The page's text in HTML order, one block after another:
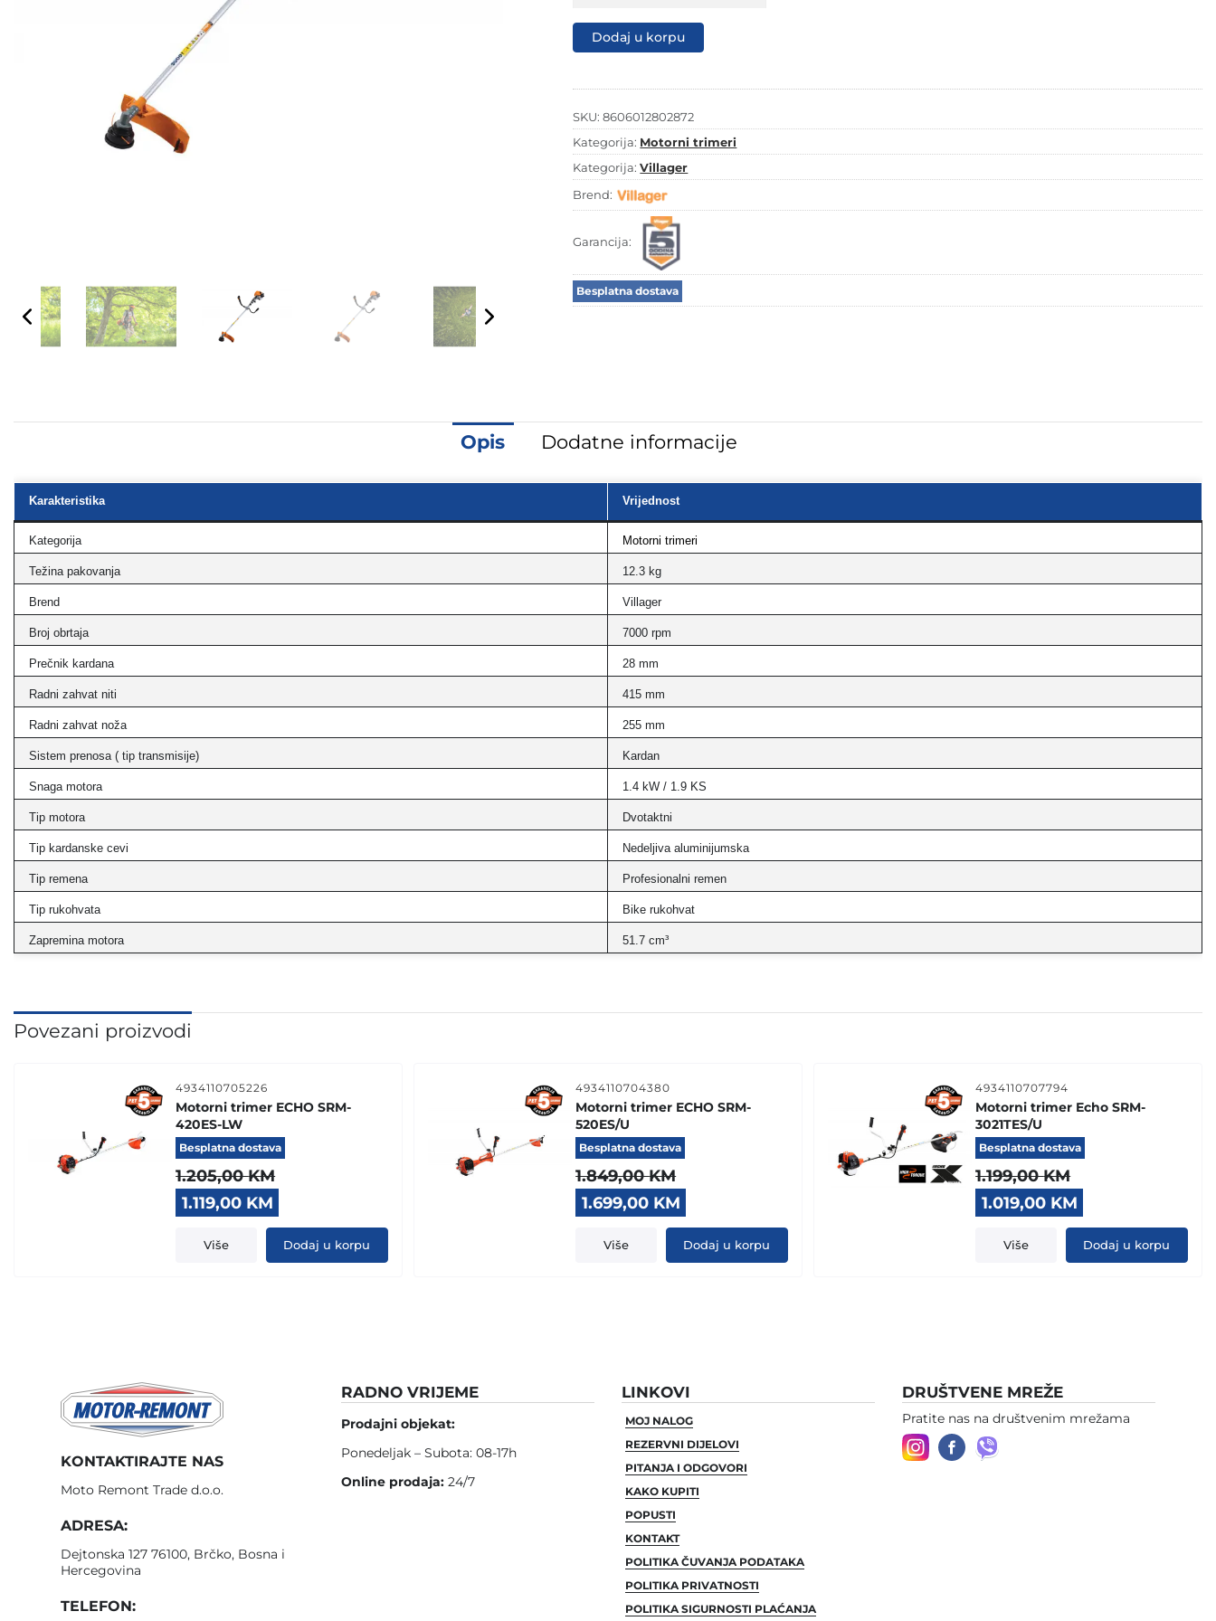
BC1900
S
količina
Dodaj u korpu
SKU:8606012802872
Kategorija: Motorni trimeri
Kategorija:Villager
Brend:
Garancija:
Besplatna dostava
Opis Dodatne informacije
Karakteristika Vrijednost
Kategorija Motorni trimeri
Težina pakovanja 12.3 kg
Brend Villager
Broj obrtaja 7000 rpm
Prečnik kardana 28 mm
Radni zahvat niti 415 mm
Radni zahvat noža 255 mm
Sistem prenosa ( tip transmisije) Kardan
Snaga motora 1.4 kW / 1.9 KS
Tip motora Dvotaktni
Tip kardanske cevi Nedeljiva aluminijumska
Tip remena Profesionalni remen
Tip rukohvata Bike rukohvat
Zapremina motora 51.7 cm³
Povezani proizvodi
4934110705226
Motorni trimer ECHO SRM-
420ES-LW
Besplatna dostava
1.205,00KM
Original
price
was:
1.205,00 KM.
1.119,00 KM
price
is:
1.119,00 KM.
Više Dodaj u korpu
4934110704380
Motorni trimer ECHO SRM-
520ES/U
Besplatna dostava
1.849,00KM
Original
price
was:
1.849,00 KM.
1.699,00 KM
price
is:
1.699,00 KM.
Više Dodaj u korpu
4934110707794
Motorni trimer Echo SRM-
3021TES/U
Besplatna dostava
1.199,00KM
Original
price
was:
1.199,00 KM.
1.019,00 KM
price
is:
1.019,00 KM.
Više Dodaj u korpu
KONTAKTIRAJTE NAS
Moto Remont Trade d.o.o.
ADRESA:
Dejtonska 127 76100, Brčko, Bosna i
Hercegovina
TELEFON:
RADNO VRIJEME
Prodajni objekat:
Ponedeljak – Subota: 08-17h
Online prodaja: 24/7
LINKOVI
MOJ NALOG
REZERVNI DIJELOVI
PITANJA I ODGOVORI
KAKO KUPITI
POPUSTI
KONTAKT
POLITIKA ČUVANJA PODATAKA
POLITIKA PRIVATNOSTI
POLITIKA SIGURNOSTI PLAĆANJA
DRUŠTVENE MREŽE
Pratite nas na društvenim mrežama